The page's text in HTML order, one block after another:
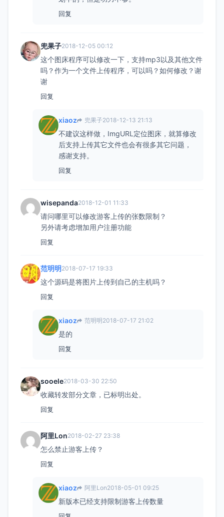
回复
兜果子2018-12-05 00:12
这个图床程序可以修改一下，支持mp3以及其他文件
吗？作为一个文件上传程序，可以吗？如何修改？谢
谢
回复
xiaoz 兜果子2018-12-13 21:13
不建议这样做，ImgURL定位图床，就算修改
后支持上传其它文件也会有很多其它问题，
感谢支持。
回复
wisepanda2018-12-01 11:33
请问哪里可以修改游客上传的张数限制？
另外请考虑增加用户注册功能
回复
范明明2018-07-17 19:33
这个源码是将图片上传到自己的主机吗？
回复
xiaoz 范明明2018-07-17 21:02
是的
回复
sooele2018-03-30 22:50
收藏转发部分文章，已标明出处。
回复
阿里Lon2018-02-27 23:38
怎么禁止游客上传？
回复
xiaoz 阿里Lon2018-05-01 09:25
新版本已经支持限制游客上传数量